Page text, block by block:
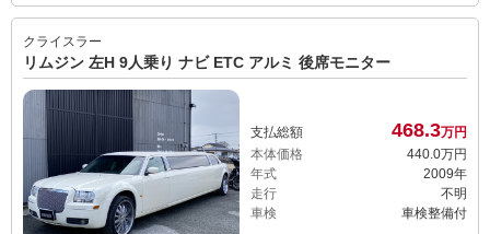
クライスラー
リムジン 左H 9人乗り ナビ ETC アルミ 後席モニター
支払総額 468.3万円
本体価格
440.0万円
年式
2009年
走行
不明
車検
車検整備付